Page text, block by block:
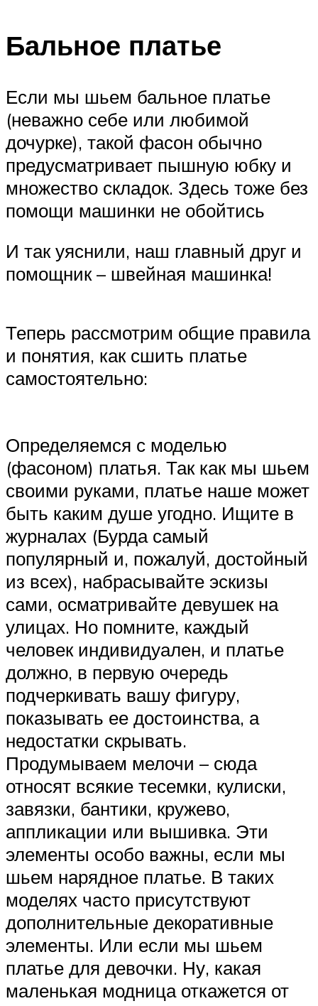
Бальное платье
Если мы шьем бальное платье
(неважно себе или любимой
дочурке), такой фасон обычно
предусматривает пышную юбку и
множество складок. Здесь тоже без
помощи машинки не обойтись
И так уяснили, наш главный друг и
помощник – швейная машинка!
Теперь рассмотрим общие правила
и понятия, как сшить платье
самостоятельно:
Определяемся с моделью
(фасоном) платья. Так как мы шьем
своими руками, платье наше может
быть каким душе угодно. Ищите в
журналах (Бурда самый
популярный и, пожалуй, достойный
из всех), набрасывайте эскизы
сами, осматривайте девушек на
улицах. Но помните, каждый
человек индивидуален, и платье
должно, в первую очередь
подчеркивать вашу фигуру,
показывать ее достоинства, а
недостатки скрывать.
Продумываем мелочи – сюда
относят всякие тесемки, кулиски,
завязки, бантики, кружево,
аппликации или вышивка. Эти
элементы особо важны, если мы
шьем нарядное платье. В таких
моделях часто присутствуют
дополнительные декоративные
элементы. Или если мы шьем
платье для девочки. Ну, какая
маленькая модница откажется от